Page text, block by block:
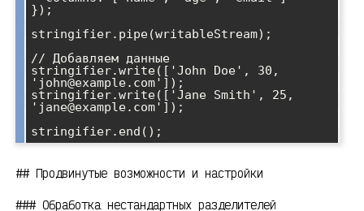
});
stringifier.pipe(writableStream);
// Добавляем данные
stringifier.write(['John Doe', 30,
'john@example.com']);
stringifier.write(['Jane Smith', 25,
'jane@example.com']);
## Продвинутые возможности и настройки
### Обработка нестандартных разделителей